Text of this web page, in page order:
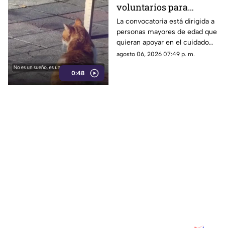
0:48
voluntarios para
cuidar gatos en una
isla de Grecia
La convocatoria está dirigida a
personas mayores de edad que
quieran apoyar en el cuidado
de gatos rescatados mientras
agosto 06, 2026 07:49 p. m.